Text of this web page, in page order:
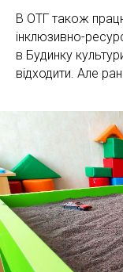
В ОТГ також
інклюзивно-
в Будинку
відходити. Але